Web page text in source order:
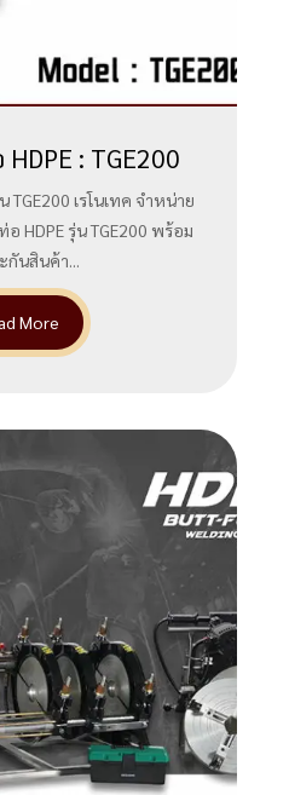
: TGE200
TGE200 เรโนเทค จำหน่าย
อ HDPE รุ่น TGE200 พร้อม
กันสินค้า...
More